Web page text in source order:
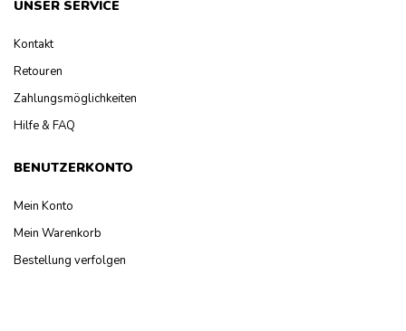
UNSER SERVICE
Kontakt
Retouren
Zahlungsmöglichkeiten
Hilfe & FAQ
BENUTZERKONTO
Mein Konto
Mein Warenkorb
Bestellung verfolgen